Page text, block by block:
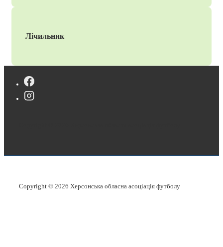
Лічильник
Copyright © 2026 Херсонська обласна асоціація футболу